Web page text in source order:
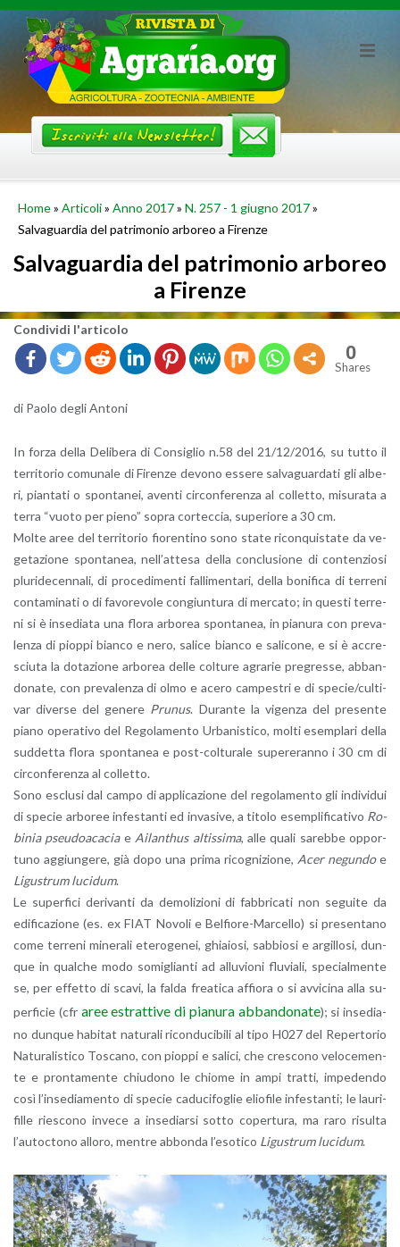
Skip
content
Home» Articoli» Anno 2017» N. 257 - 1 giugno 2017»
Salvaguardia del patrimonio arboreo a Firenze
Salvaguardia del patrimonio arboreo
a Firenze
Con­di­vi­di l'ar­ti­co­lo
0
Shares
di Paolo degli An­to­ni
In forza della De­li­be­ra di Con­si­glio n.58 del 21/12/2016, su tutto il
ter­ri­to­rio co­mu­na­le di Fi­ren­ze de­vo­no es­se­re sal­va­guar­da­ti gli al­be­
ri, pian­ta­ti o spon­ta­nei, aven­ti cir­con­fe­ren­za al col­let­to, mi­su­ra­ta a
terra “vuoto per pieno” sopra cor­tec­cia, su­pe­rio­re a 30 cm.
Molte aree del ter­ri­to­rio fio­ren­ti­no sono state ri­con­qui­sta­te da ve­
ge­ta­zio­ne spon­ta­nea, nel­l’at­te­sa della con­clu­sio­ne di con­ten­zio­si
plu­ri­de­cen­na­li, di pro­ce­di­men­ti fal­li­men­ta­ri, della bo­ni­fi­ca di ter­re­ni
con­ta­mi­na­ti o di fa­vo­re­vo­le con­giun­tu­ra di mer­ca­to; in que­sti ter­re­
ni si è in­se­dia­ta una flora ar­bo­rea spon­ta­nea, in pia­nu­ra con pre­va­
len­za di piop­pi bian­co e nero, sa­li­ce bian­co e sa­li­co­ne, e si è ac­cre­
sciu­ta la do­ta­zio­ne ar­bo­rea delle col­tu­re agra­rie pre­gres­se, ab­ban­
do­na­te, con pre­va­len­za di olmo e acero cam­pe­stri e di spe­cie/cul­ti­
var di­ver­se del ge­ne­re Pru­nus. Du­ran­te la vi­gen­za del pre­sen­te
piano ope­ra­ti­vo del Re­go­la­men­to Ur­ba­ni­sti­co, molti esem­pla­ri della
sud­det­ta flora spon­ta­nea e po­st-col­tu­ra­le su­pe­re­ran­no i 30 cm di
cir­con­fe­ren­za al col­let­to.
Sono esclu­si dal campo di ap­pli­ca­zio­ne del re­go­la­men­to gli in­di­vi­dui
di spe­cie ar­bo­ree in­fe­stan­ti ed in­va­si­ve, a ti­to­lo esem­pli­fi­ca­ti­vo Ro­
bi­nia pseu­doa­ca­ciae Ai­lan­thus al­tis­si­ma, alle quali sa­reb­be op­por­
tu­no ag­giun­ge­re, già dopo una prima ri­co­gni­zio­ne, Acer ne­gun­doe
Li­gu­strum lu­ci­dum.
Le su­per­fi­ci de­ri­van­ti da de­mo­li­zio­ni di fab­bri­ca­ti non se­gui­te da
edi­fi­ca­zio­ne (es. ex FIAT No­vo­li e Bel­fio­re-Mar­cel­lo) si pre­sen­ta­no
come ter­re­ni mi­ne­ra­li ete­ro­ge­nei, ghia­io­si, sab­bio­si e ar­gil­lo­si, dun­
que in qual­che modo so­mi­glian­ti ad al­lu­vio­ni flu­via­li, spe­cial­men­te
se, per ef­fet­to di scavi, la falda frea­ti­ca af­fio­ra o si av­vi­ci­na alla su­
per­fi­cie (cfr aree estrat­ti­ve di pia­nu­ra ab­ban­do­na­te); si in­se­dia­
no dun­que ha­bi­tat na­tu­ra­li ri­con­du­ci­bi­li al tipo H027 del Re­per­to­rio
Na­tu­ra­li­sti­co To­sca­no, con piop­pi e sa­li­ci, che cre­sco­no ve­lo­ce­men­
te e pron­ta­men­te chiu­do­no le chio­me in ampi trat­ti, im­pe­den­do
così l’in­se­dia­men­to di spe­cie ca­du­ci­fo­glie elio­fi­le in­fe­stan­ti; le lau­ri­
fil­le rie­sco­no in­ve­ce a in­se­diar­si sotto co­per­tu­ra, ma raro ri­sul­ta
l’au­toc­to­no al­lo­ro, men­tre ab­bon­da l’e­so­ti­co Li­gu­strum lu­ci­dum.